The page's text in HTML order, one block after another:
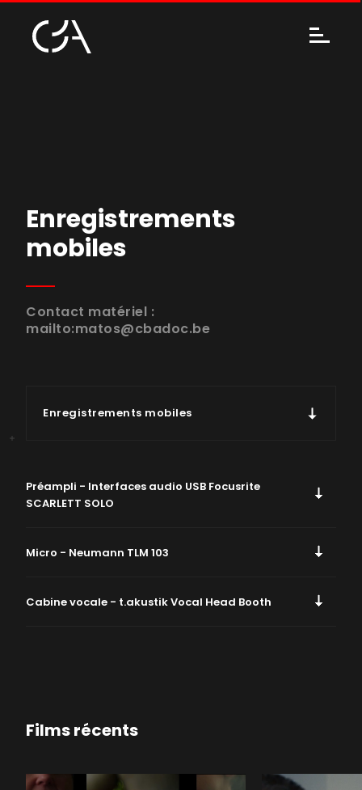
Enregistrements
mobiles
Contact matériel :
mailto:matos@cbadoc.be
Enregistrements mobiles
Caméras
Objectifs
Son
Préampli - Interfaces audio USB Focusrite
SCARLETT SOLO
Micro - Neumann TLM 103
Cabine vocale - t.akustik Vocal Head Booth
Films récents